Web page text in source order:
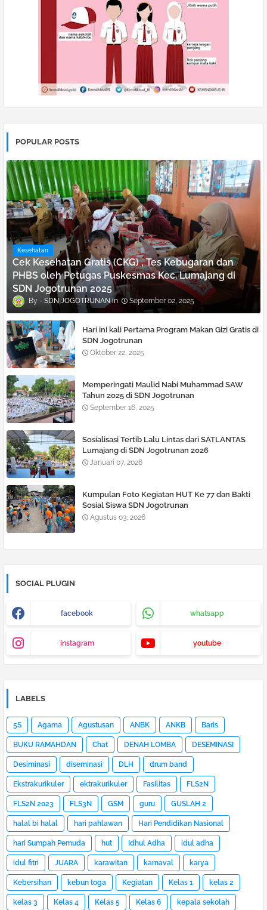
POPULAR POSTS
Kesehatan
Cek Kesehatan Gratis (CKG) , Tes Kebugaran dan
PHBS oleh Petugas Puskesmas Kec. Lumajang di
SDN Jogotrunan 2025
SDN JOGOTRUNAN September 02, 2025
Hari ini kali Pertama Program Makan Gizi Gratis di
SDN Jogotrunan
Oktober 22, 2025
Memperingati Maulid Nabi Muhammad SAW
Tahun 2025 di SDN Jogotrunan
September 16, 2025
Sosialisasi Tertib Lalu Lintas dari SATLANTAS
Lumajang di SDN Jogotrunan 2026
Januari 07, 2026
Kumpulan Foto Kegiatan HUT Ke 77 dan Bakti
Sosial Siswa SDN Jogotrunan
Agustus 03, 2026
SOCIAL PLUGIN
facebook whatsapp
instagram youtube
LABELS
5S Agama Agustusan ANBK ANKB Baris
BUKU RAMAHDAN Chat DENAH LOMBA DESEMINASI
Desiminasi diseminasi DLH drum band
Ekstrakurikuler ektrakurikuler Fasilitas FLS2N
FLS2N 2023 FLS3N GSM guru GUSLAH 2
halal bi halal hari pahlawan Hari Pendidikan Nasional
hari Sumpah Pemuda hut Idhul Adha idul adha
idul fitri JUARA karawitan karnaval karya
Kebersihan kebun toga Kegiatan Kelas 1 kelas 2
kelas 3 Kelas 4 Kelas 5 Kelas 6 kepala sekolah